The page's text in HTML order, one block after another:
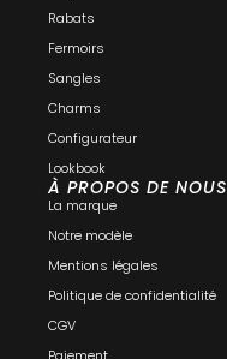
Rabats
Fermoirs
Sangles
Charms
Configurateur
Lookbook
À PROPOS DE NOUS
La marque
Notre modèle
Mentions légales
Politique de confidentialité
CGV